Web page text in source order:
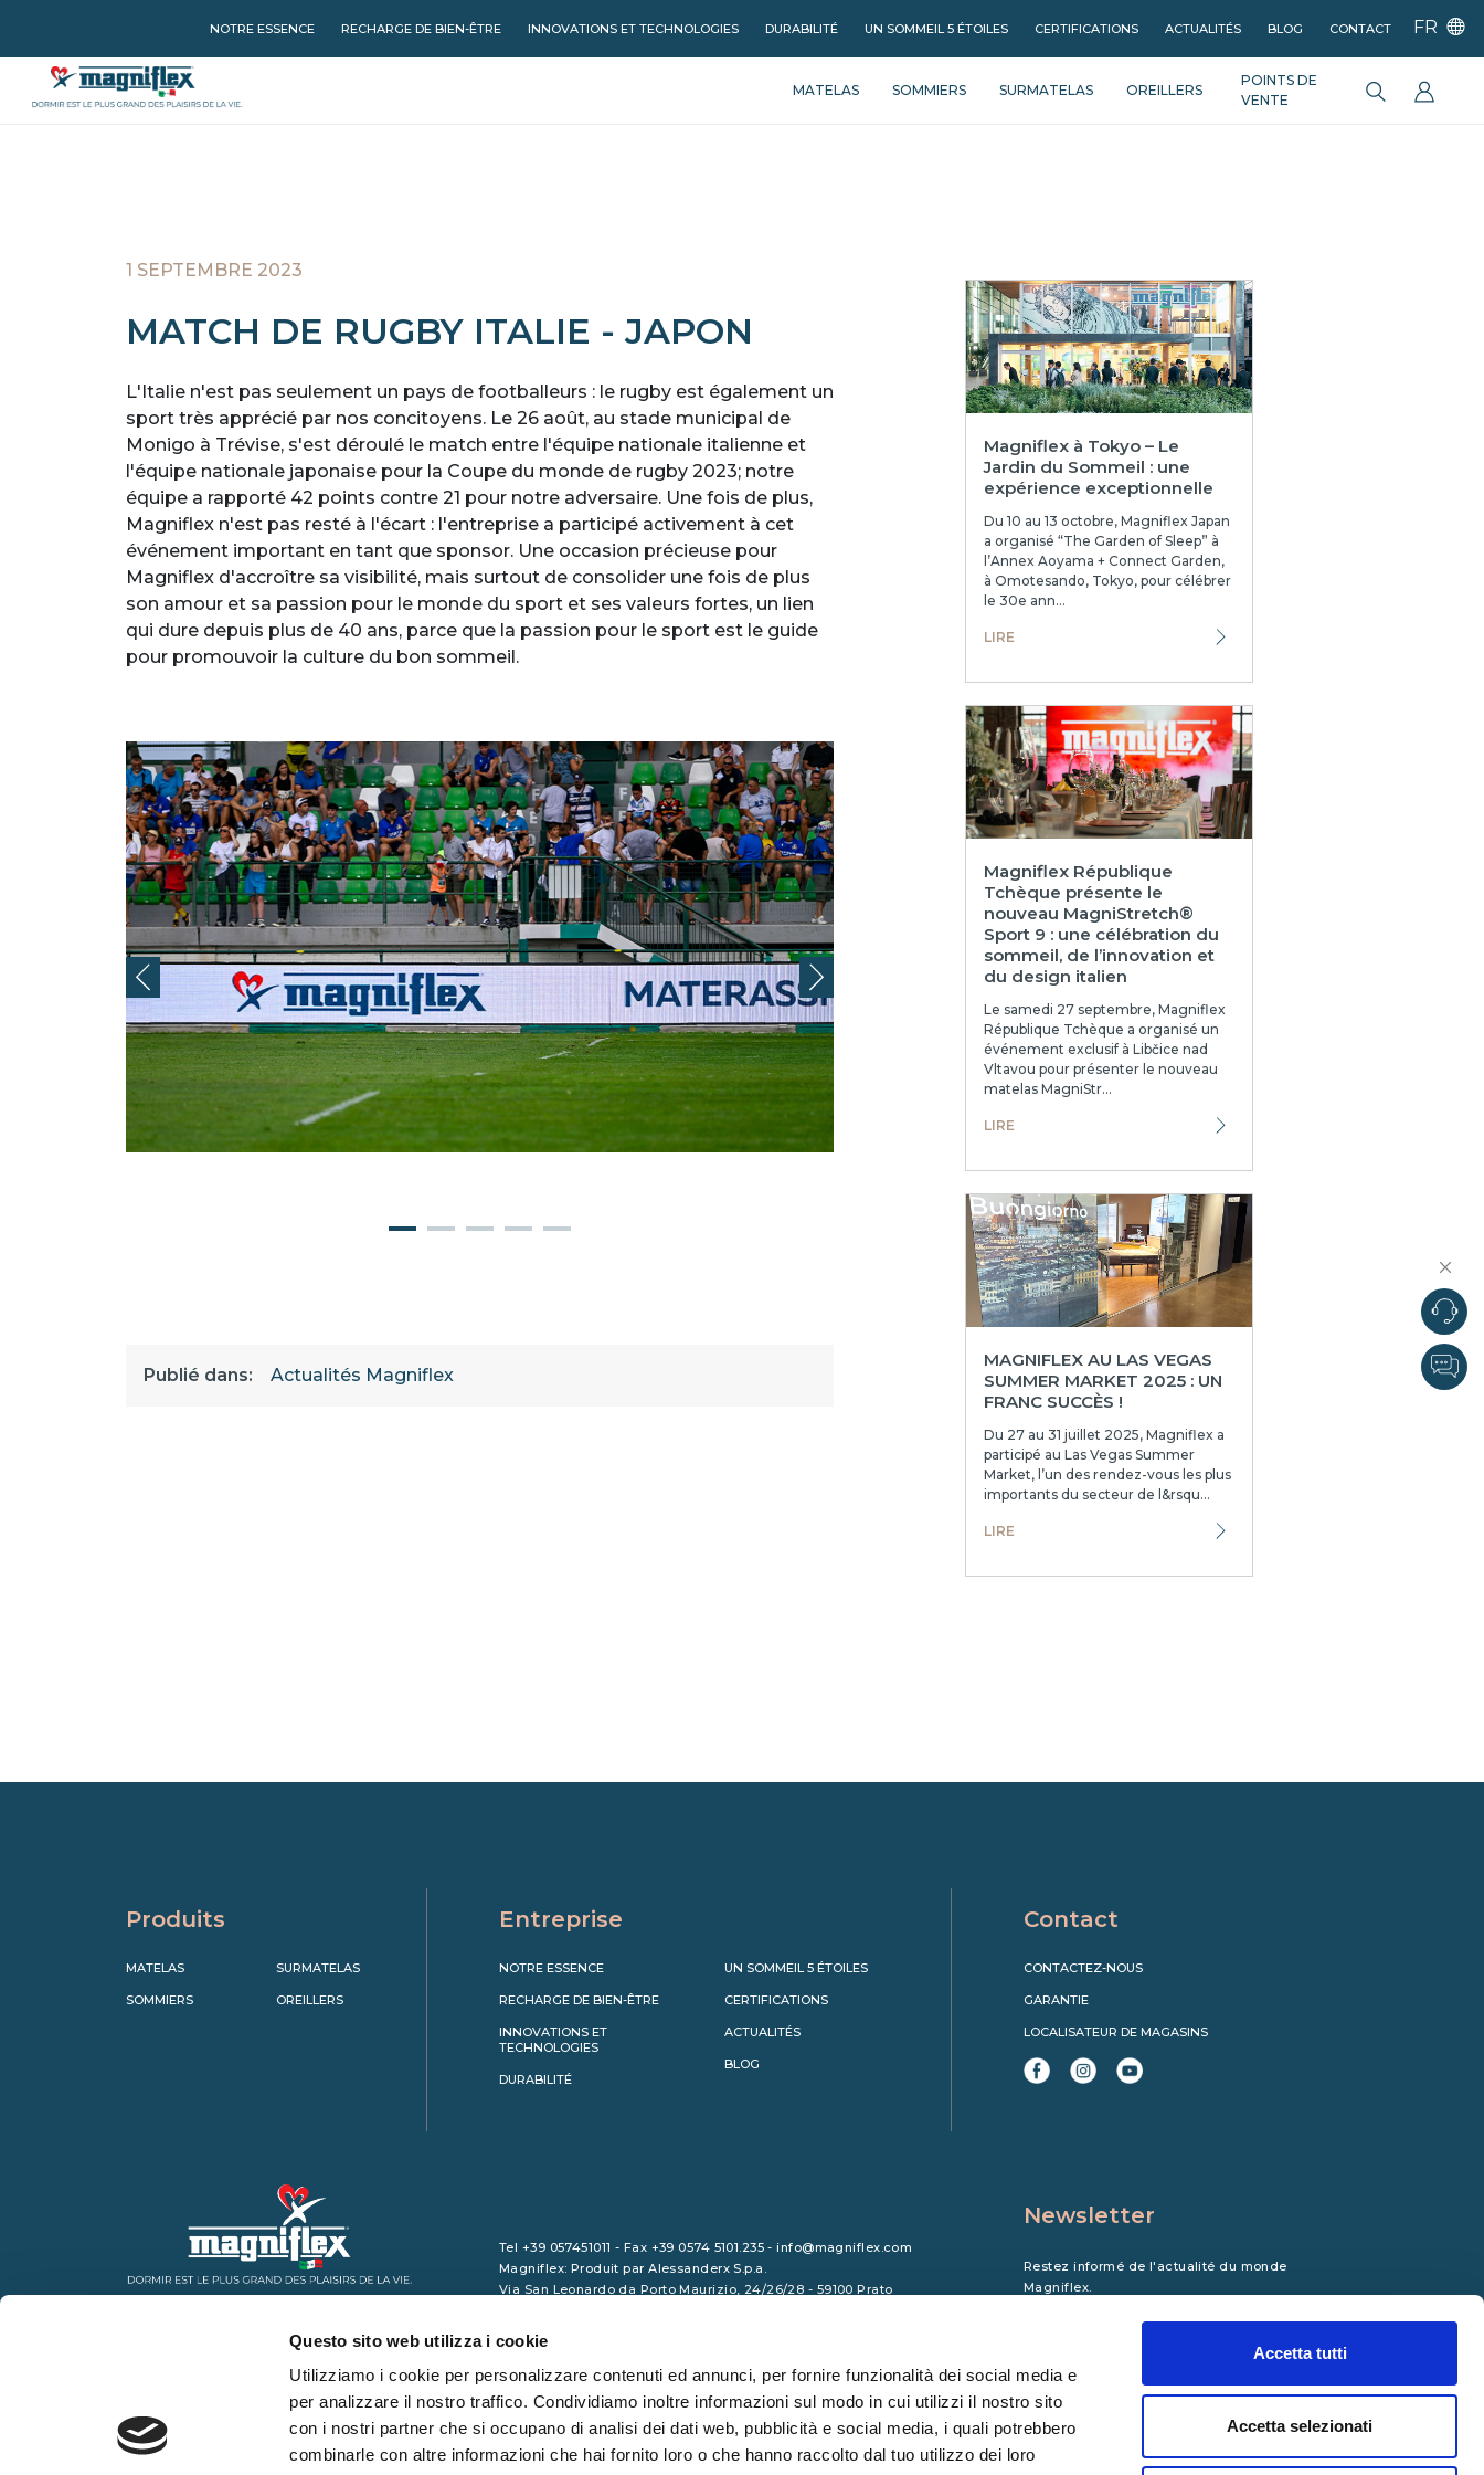
Questo sito web utilizza i cookie
Utilizziamo i cookie per personalizzare contenuti ed annunci, per fornire funzionalità dei social media e
per analizzare il nostro traffico. Condividiamo inoltre informazioni sul modo in cui utilizzi il nostro sito
con i nostri partner che si occupano di analisi dei dati web, pubblicità e social media, i quali potrebbero
combinarle con altre informazioni che hai fornito loro o che hanno raccolto dal tuo utilizzo dei loro
Accetta tutti
Accetta selezionati
NOTRE ESSENCE RECHARGE DE BIEN-ÊTRE INNOVATIONS ET TECHNOLOGIES DURABILITÉ UN SOMMEIL 5 ÉTOILES CERTIFICATIONS ACTUALITÉS BLOG CONTACT FR
POINTS DE
VENTE
MATELAS SOMMIERS SURMATELAS OREILLERS
1 SEPTEMBRE 2023
MATCH DE RUGBY ITALIE - JAPON
L'Italie n'est pas seulement un pays de footballeurs : le rugby est également un
sport très apprécié par nos concitoyens. Le 26 août, au stade municipal de
Monigo à Trévise, s'est déroulé le match entre l'équipe nationale italienne et
l'équipe nationale japonaise pour la Coupe du monde de rugby 2023; notre
équipe a rapporté 42 points contre 21 pour notre adversaire. Une fois de plus,
Magniflex n'est pas resté à l'écart : l'entreprise a participé activement à cet
événement important en tant que sponsor. Une occasion précieuse pour
Magniflex d'accroître sa visibilité, mais surtout de consolider une fois de plus
son amour et sa passion pour le monde du sport et ses valeurs fortes, un lien
qui dure depuis plus de 40 ans, parce que la passion pour le sport est le guide
pour promouvoir la culture du bon sommeil.
Precedente
Successivo
Publié dans: Actualités Magniflex
Magniflex à Tokyo – Le
Jardin du Sommeil : une
expérience exceptionnelle
Du 10 au 13 octobre, Magniflex Japan
a organisé “The Garden of Sleep” à
l’Annex Aoyama + Connect Garden,
à Omotesando, Tokyo, pour célébrer
le 30e ann...
LIRE
Magniflex République
Tchèque présente le
nouveau MagniStretch®
Sport 9 : une célébration du
sommeil, de l’innovation et
du design italien
Le samedi 27 septembre, Magniflex
République Tchèque a organisé un
événement exclusif à Libčice nad
Vltavou pour présenter le nouveau
matelas MagniStr...
LIRE
MAGNIFLEX AU LAS VEGAS
SUMMER MARKET 2025 : UN
FRANC SUCCÈS !
Du 27 au 31 juillet 2025, Magniflex a
participé au Las Vegas Summer
Market, l’un des rendez-vous les plus
importants du secteur de l&rsqu...
LIRE
Produits
MATELAS
SOMMIERS
SURMATELAS
OREILLERS
Entreprise
NOTRE ESSENCE
RECHARGE DE BIEN-ÊTRE
INNOVATIONS ET
TECHNOLOGIES
DURABILITÉ
UN SOMMEIL 5 ÉTOILES
CERTIFICATIONS
ACTUALITÉS
BLOG
Contact
CONTACTEZ-NOUS
GARANTIE
LOCALISATEUR DE MAGASINS
Tel +39 057451011 - Fax +39 0574 5101.235 - info@magniflex.com
Magniflex: Produit par Alessanderx S.p.a.
Via San Leonardo da Porto Maurizio, 24/26/28 - 59100 Prato
PO/465133 - Code des impôts 01246380461
Newsletter
Restez informé de l'actualité du monde
Magniflex.